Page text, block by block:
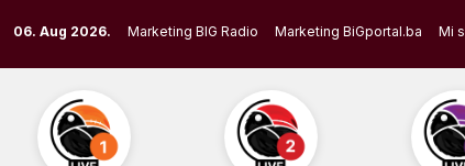
to
content
06. Aug 2026. Marketing BIG Radio Marketing BiGportal.ba Mi